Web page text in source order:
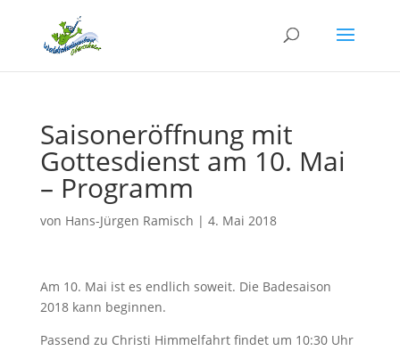
Saisoneröffnung mit
Gottesdienst am 10. Mai
– Programm
von Hans-Jürgen Ramisch | 4. Mai 2018
Am 10. Mai ist es endlich soweit. Die Badesaison
2018 kann beginnen.
Passend zu Christi Himmelfahrt findet um 10:30 Uhr